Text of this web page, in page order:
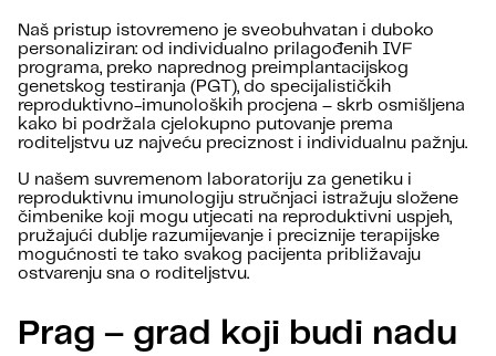
Naš pristup istovremeno je sveobuhvatan i duboko
personaliziran: od individualno prilagođenih IVF
programa, preko naprednog preimplantacijskog
genetskog testiranja (PGT), do specijalističkih
reproduktivno-imunoloških procjena – skrb osmišljena
kako bi podržala cjelokupno putovanje prema
roditeljstvu uz najveću preciznost i individualnu pažnju.
U našem suvremenom laboratoriju za genetiku i
reproduktivnu imunologiju stručnjaci istražuju složene
čimbenike koji mogu utjecati na reproduktivni uspjeh,
pružajući dublje razumijevanje i preciznije terapijske
mogućnosti te tako svakog pacijenta približavaju
ostvarenju sna o roditeljstvu.
Prag – grad koji budi nadu